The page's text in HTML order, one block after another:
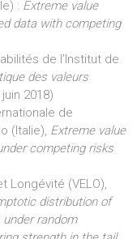
: Extreme value
data with competing
de l’Institut de
des valeurs
juin 2018)
de
(Italie), Extreme value
competing risks
Longévité (VELO),
distribution of
random